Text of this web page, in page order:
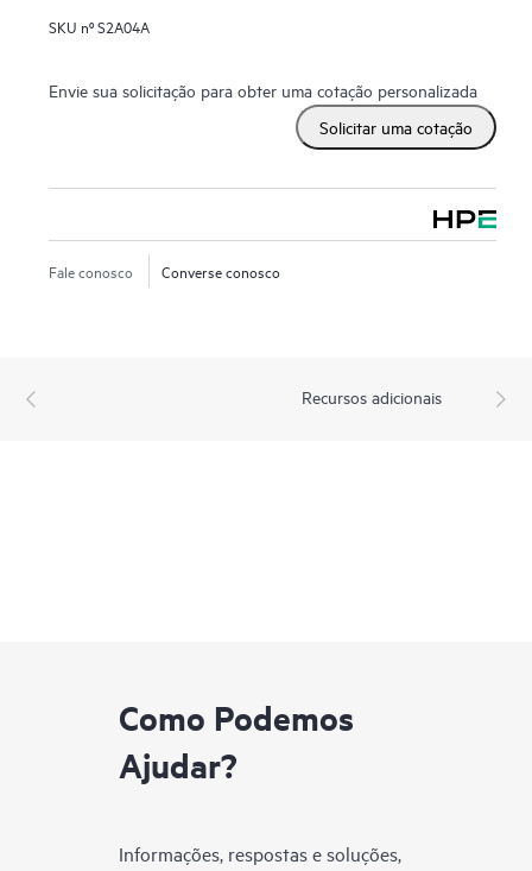
SKU nºS2A04A
Envie sua solicitação para obter uma cotação personalizada
Solicitar uma cotação
Fale conosco Converse conosco
Recursos adicionais
Como Podemos
Ajudar?
Informações, respostas e soluções,